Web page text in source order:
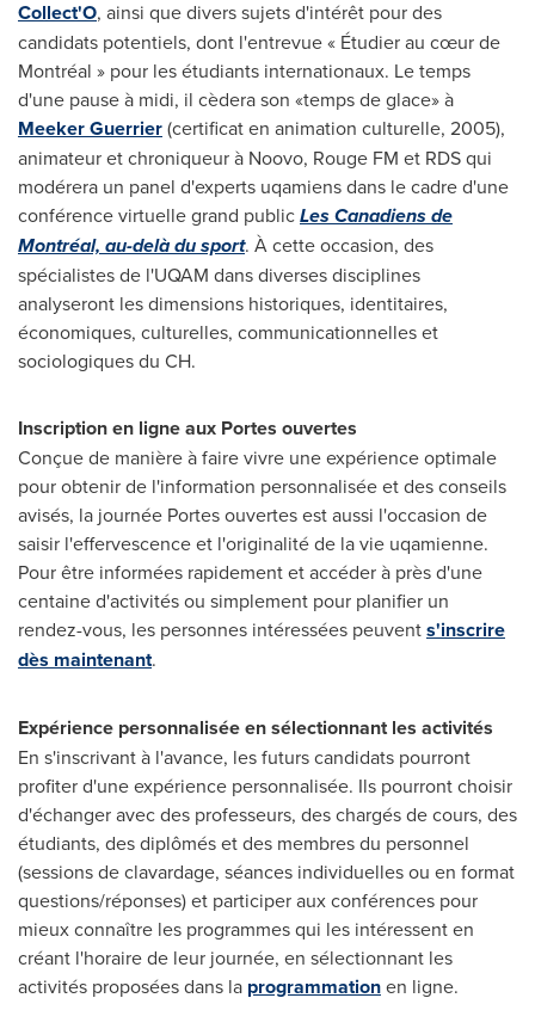
Collect'O, ainsi que divers sujets d'intérêt pour des
candidats potentiels, dont l'entrevue « Étudier au cœur de
Montréal » pour les étudiants internationaux. Le temps
d'une pause à midi, il cèdera son «temps de glace» à
Meeker Guerrier(certificat en animation culturelle, 2005),
animateur et chroniqueur à Noovo, Rouge FM et RDS qui
modérera un panel d'experts uqamiens dans le cadre d'une
conférence virtuelle grand publicLes Canadiens de
Montréal, au-delà du sport. À cette occasion, des
spécialistes de l'UQAM dans diverses disciplines
analyseront les dimensions historiques, identitaires,
économiques, culturelles, communicationnelles et
sociologiques du CH.
Inscriptionen ligneaux Portes ouvertes
Conçue de manière à faire vivre une expérience optimale
pour obtenir de l'information personnalisée et des conseils
avisés, la journée Portes ouvertes est aussi l'occasion de
saisir l'effervescence et l'originalité de la vie uqamienne.
Pour être informées rapidement et accéder à près d'une
centaine d'activités ou simplement pour planifier un
rendez-vous, les personnes intéressées peuvents'inscrire
dès maintenant.
Expérience personnalisée en sélectionnant les activités
En s'inscrivant à l'avance, les futurs candidats pourront
profiter d'une expérience personnalisée. Ils pourront choisir
d'échanger avec des professeurs, des chargés de cours, des
étudiants, des diplômés et des membres du personnel
(sessions de clavardage, séances individuelles ou en format
questions/réponses) et participer aux conférences pour
mieux connaître les programmes qui les intéressent en
créant l'horaire de leur journée, en sélectionnant les
activités proposées dans la programmationen ligne.